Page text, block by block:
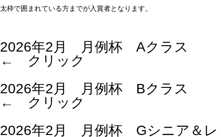
太枠で囲まれている方までが入賞者となります。
2026年2月 月例杯 Aクラス
← クリック
2026年2月 月例杯 Bクラス
← クリック
2026年2月 月例杯 Gシニア＆レ